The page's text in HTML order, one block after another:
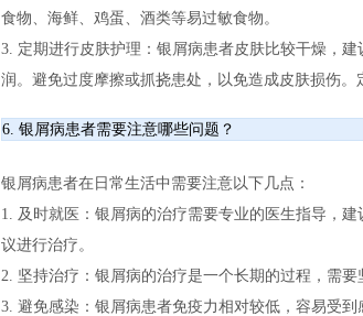
食物、海鲜、鸡蛋、酒类等易过敏食物。
3. 定期进行皮肤护理：银屑病患者皮肤比较干燥，
润。避免过度摩擦或抓挠患处，以免造成皮肤损伤。
6. 银屑病患者需要注意哪些问题？
银屑病患者在日常生活中需要注意以下几点：
1. 及时就医：银屑病的治疗需要专业的医生指导，
议进行治疗。
2. 坚持治疗：银屑病的治疗是一个长期的过程，需要
3. 避免感染：银屑病患者免疫力相对较低，容易受